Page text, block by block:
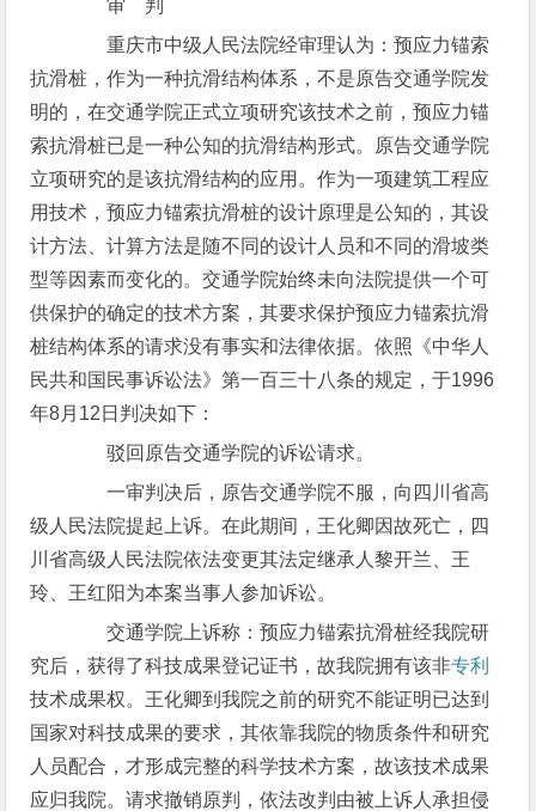
审 判
重庆市中级人民法院经审理认为：预应力锚索
抗滑桩，作为一种抗滑结构体系，不是原告交通学院发
明的，在交通学院正式立项研究该技术之前，预应力锚
索抗滑桩已是一种公知的抗滑结构形式。原告交通学院
立项研究的是该抗滑结构的应用。作为一项建筑工程应
用技术，预应力锚索抗滑桩的设计原理是公知的，其设
计方法、计算方法是随不同的设计人员和不同的滑坡类
型等因素而变化的。交通学院始终未向法院提供一个可
供保护的确定的技术方案，其要求保护预应力锚索抗滑
桩结构体系的请求没有事实和法律依据。依照《中华人
民共和国民事诉讼法》第一百三十八条的规定，于1996
年8月12日判决如下：
驳回原告交通学院的诉讼请求。
一审判决后，原告交通学院不服，向四川省高
级人民法院提起上诉。在此期间，王化卿因故死亡，四
川省高级人民法院依法变更其法定继承人黎开兰、王
玲、王红阳为本案当事人参加诉讼。
交通学院上诉称：预应力锚索抗滑桩经我院研
究后，获得了科技成果登记证书，故我院拥有该非专利
技术成果权。王化卿到我院之前的研究不能证明已达到
国家对科技成果的要求，其依靠我院的物质条件和研究
人员配合，才形成完整的科学技术方案，故该技术成果
应归我院。请求撤销原判，依法改判由被上诉人承担侵